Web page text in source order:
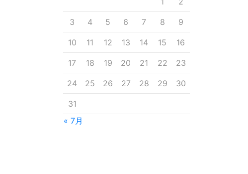
« 7月
3 4 5 6 7 8 9
10 11 12 13 14 15 16
17 18 19 20 21 22 23
24 25 26 27 28 29 30
31